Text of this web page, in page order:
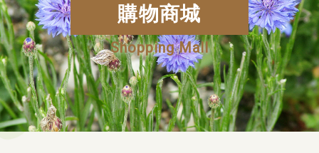
購物商城
Shopping Mall